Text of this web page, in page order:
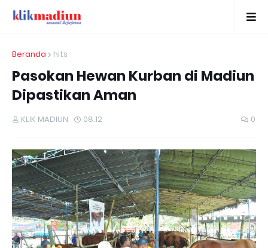
Beranda hits
Pasokan Hewan Kurban di Madiun
Dipastikan Aman
KLIK MADIUN 08.12 0